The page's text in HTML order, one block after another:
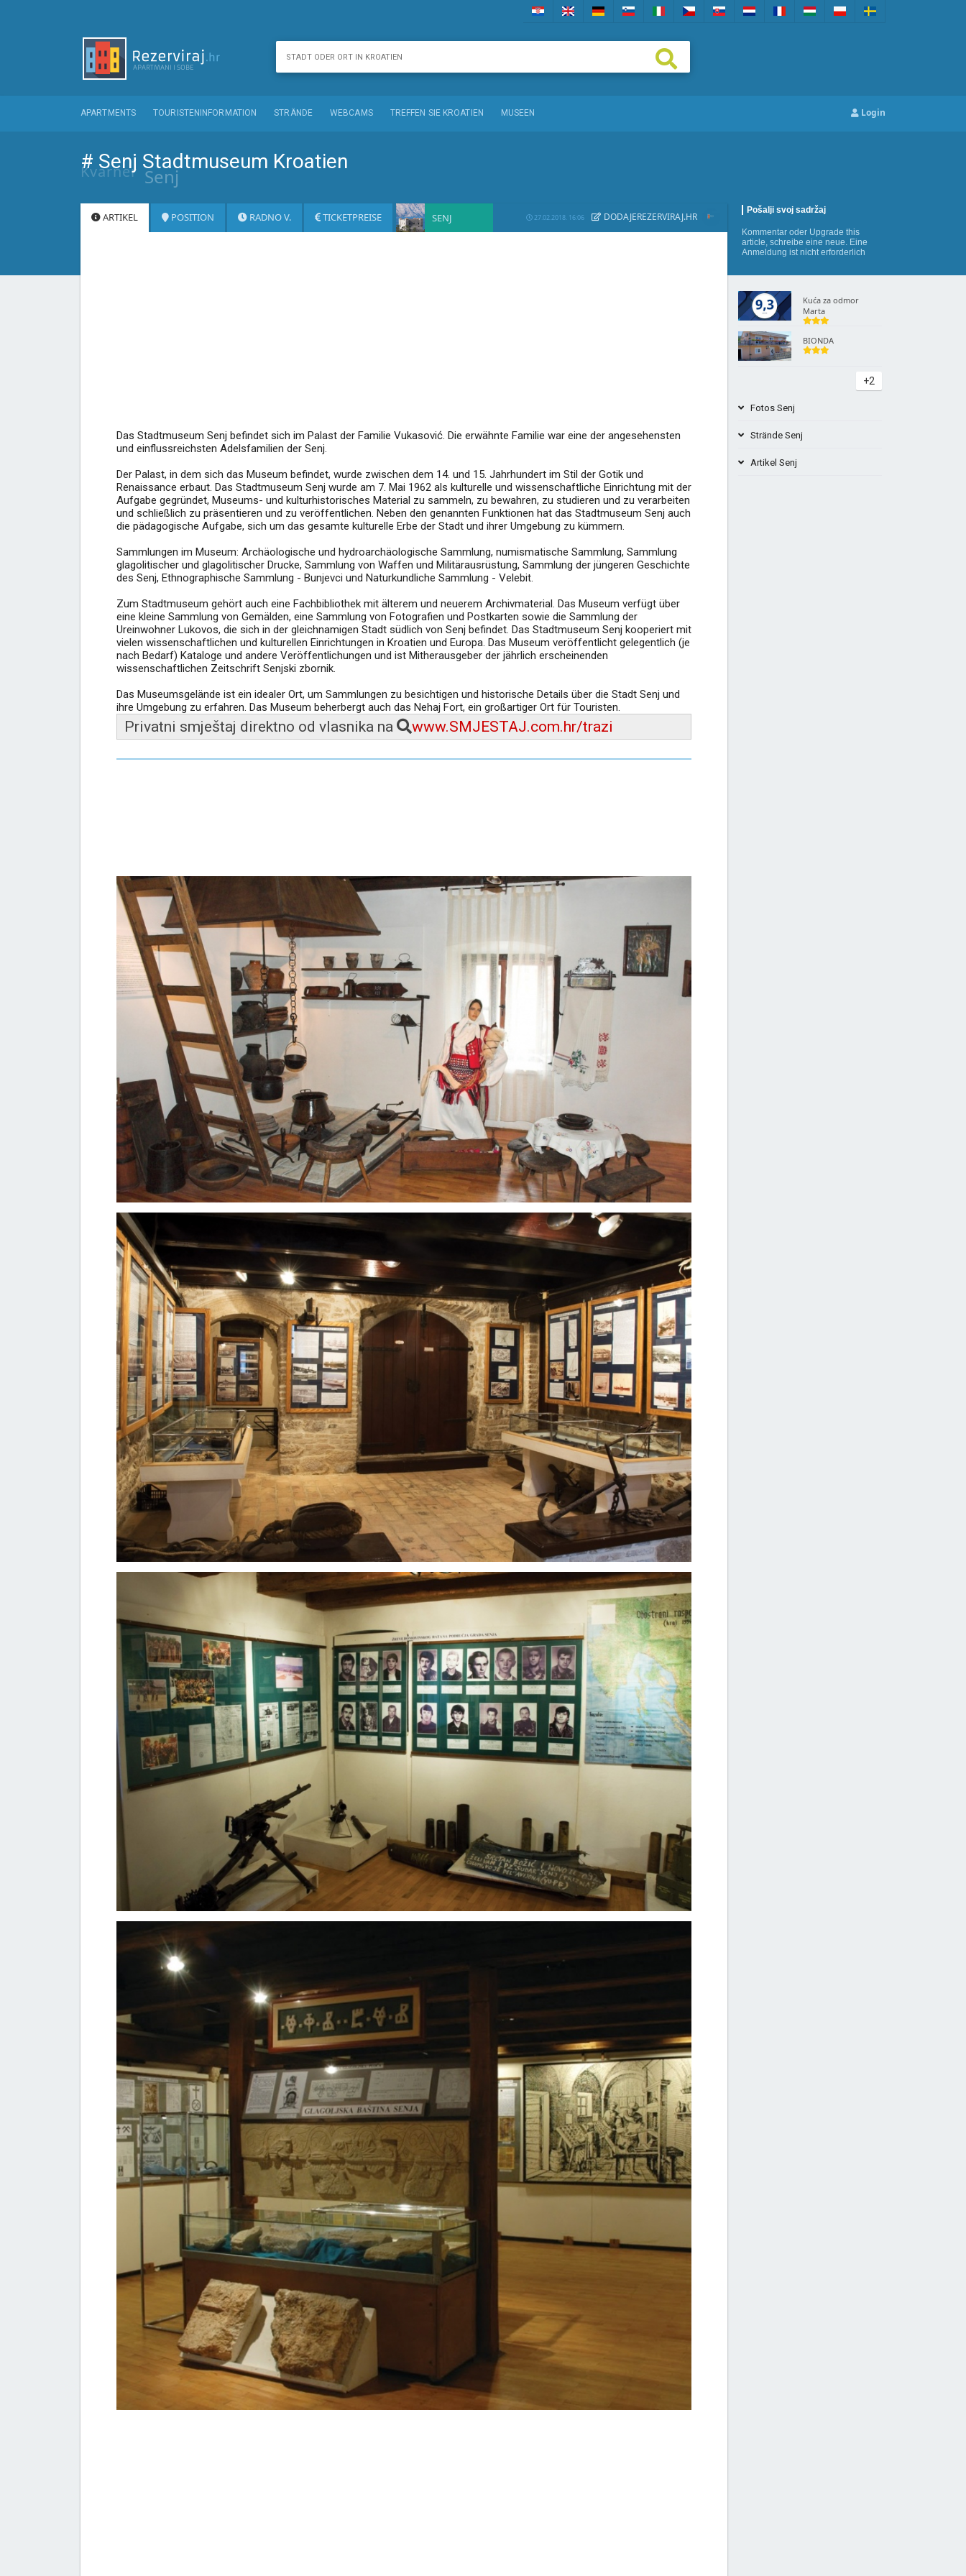
APARTMENTS TOURISTENINFORMATION STRÄNDE WEBCAMS TREFFEN SIE KROATIEN MUSEEN Login
# Senj Stadtmuseum Kroatien
Kvarner Senj
Pošalji svoj sadržaj
Kommentar oder Upgrade this
article, schreibe eine neue. Eine
Anmeldung ist nicht erforderlich
ARTIKEL POSITION RADNO V. TICKETPREISE SENJ 27.02.2018. 16:06 DODAJEREZERVIRAJ.HR
Das Stadtmuseum Senj befindet sich im Palast der Familie Vukasović. Die erwähnte Familie war eine der angesehensten
und einflussreichsten Adelsfamilien der Senj.
Der Palast, in dem sich das Museum befindet, wurde zwischen dem 14. und 15. Jahrhundert im Stil der Gotik und
Renaissance erbaut. Das Stadtmuseum Senj wurde am 7. Mai 1962 als kulturelle und wissenschaftliche Einrichtung mit der
Aufgabe gegründet, Museums- und kulturhistorisches Material zu sammeln, zu bewahren, zu studieren und zu verarbeiten
und schließlich zu präsentieren und zu veröffentlichen. Neben den genannten Funktionen hat das Stadtmuseum Senj auch
die pädagogische Aufgabe, sich um das gesamte kulturelle Erbe der Stadt und ihrer Umgebung zu kümmern.
Sammlungen im Museum: Archäologische und hydroarchäologische Sammlung, numismatische Sammlung, Sammlung
glagolitischer und glagolitischer Drucke, Sammlung von Waffen und Militärausrüstung, Sammlung der jüngeren Geschichte
des Senj, Ethnographische Sammlung - Bunjevci und Naturkundliche Sammlung - Velebit.
Zum Stadtmuseum gehört auch eine Fachbibliothek mit älterem und neuerem Archivmaterial. Das Museum verfügt über
eine kleine Sammlung von Gemälden, eine Sammlung von Fotografien und Postkarten sowie die Sammlung der
Ureinwohner Lukovos, die sich in der gleichnamigen Stadt südlich von Senj befindet. Das Stadtmuseum Senj kooperiert mit
vielen wissenschaftlichen und kulturellen Einrichtungen in Kroatien und Europa. Das Museum veröffentlicht gelegentlich (je
nach Bedarf) Kataloge und andere Veröffentlichungen und ist Mitherausgeber der jährlich erscheinenden
wissenschaftlichen Zeitschrift Senjski zbornik.
Das Museumsgelände ist ein idealer Ort, um Sammlungen zu besichtigen und historische Details über die Stadt Senj und
ihre Umgebung zu erfahren. Das Museum beherbergt auch das Nehaj Fort, ein großartiger Ort für Touristen.
Privatni smještaj direktno od vlasnika na www.SMJESTAJ.com.hr/trazi
Kuća za odmor
Marta
BIONDA
+2
Fotos Senj
Strände Senj
Artikel Senj